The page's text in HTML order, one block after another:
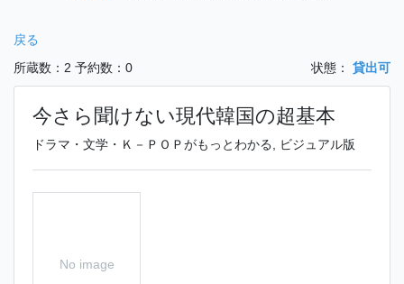
戻る
所蔵数：2 予約数：0 状態： 貸出可
今さら聞けない現代韓国の超基本
ドラマ・文学・Ｋ－ＰＯＰがもっとわかる, ビジュアル版
No image